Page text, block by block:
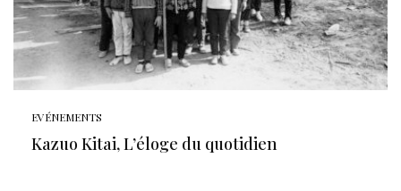
EVÉNEMENTS
Kazuo Kitai, L’éloge du quotidien